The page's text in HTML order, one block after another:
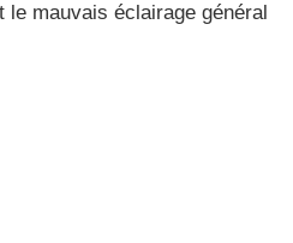
le mauvais éclairage général